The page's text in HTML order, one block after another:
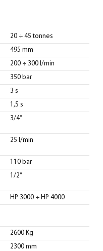
20 ÷ 45 tonnes
495 mm
200 ÷ 300 l/min
350 bar
3 s
1,5 s
3/4”
25 l/min
110 bar
1/2”
HP 3000 ÷ HP 4000
2600 Kg
2300 mm